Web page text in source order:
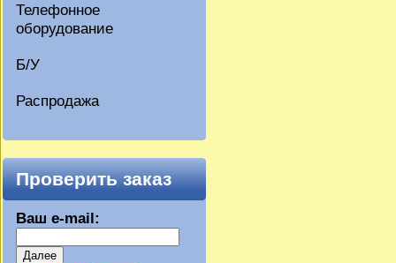
Телефонное
оборудование
Б/У
Распродажа
Проверить заказ
Ваш e-mail:
Далее